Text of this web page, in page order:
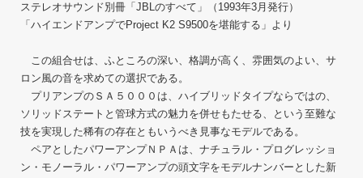
ステレオサウンド別冊「JBLのすべて」（1993年3月発行）
「ハイエンドアンプでProject K2 S9500を堪能する」より
この組合せは、ふところの深い、格調が高く、雰囲気のよい、サ
ロン風の音を求めての選択である。
プリアンプのＳＡ５０００は、ハイブリッドタイプならではの、
ソリッドステートと管球方式の魅力を併せもたせる、という至難な
技を実現した稀有の存在ともいうべき見事なモデルである。
ペアとしたパワーアンプＮＰＡは、ナチュラル・プログレッショ
ン・モノーラル・パワーアンプの頭文字をモデルナンバーとした新